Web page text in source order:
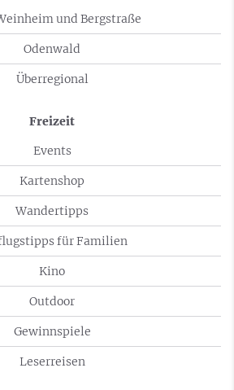
und Bergstraße
Odenwald
Überregional
Freizeit
Events
Kartenshop
Wandertipps
für Familien
Kino
Outdoor
Gewinnspiele
Leserreisen